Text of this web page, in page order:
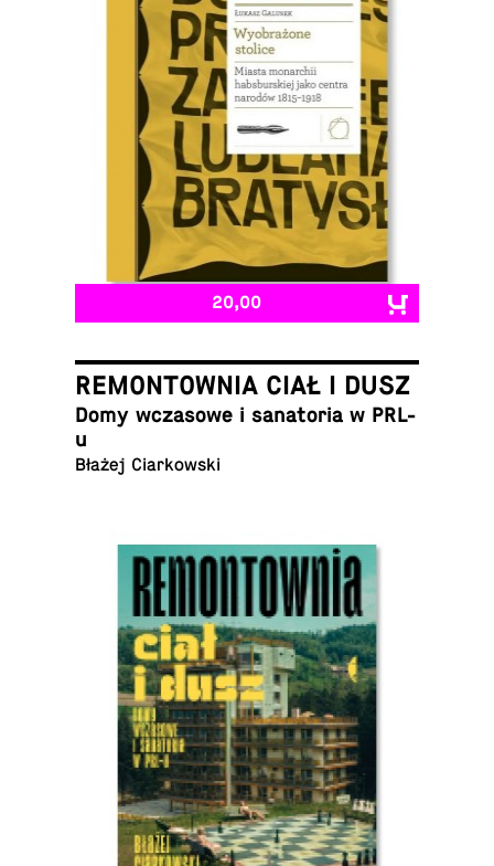
20,00
REMONTOWNIA CIAŁ I DUSZ
Domy wcza­sowe i sana­to­ria w PRL-
u
Błażej Ciarkowski